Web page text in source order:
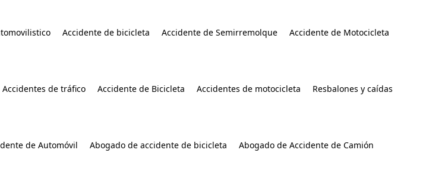
Accidente de bicicleta Accidente de Semirremolque Accidente de Motocicleta
Accidentes de tráfico Accidente de Bicicleta Accidentes de motocicleta Resbalones y caídas
de Automóvil Abogado de accidente de bicicleta Abogado de Accidente de Camión